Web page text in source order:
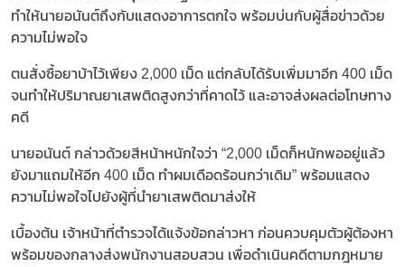
ทำให้นายอนันต์ถึงกับแสดงอาการตกใจ พร้อมบ่นกับผู้สื่อข่าวด้วย
ความไม่พอใจ
ตนสั่งซื้อยาบ้าไว้เพียง 2,000 เม็ด แต่กลับได้รับเพิ่มมาอีก 400 เม็ด
จนทำให้ปริมาณยาเสพติดสูงกว่าที่คาดไว้ และอาจส่งผลต่อโทษทาง
คดี
นายอนันต์ กล่าวด้วยสีหน้าหนักใจว่า “2,000 เม็ดก็หนักพออยู่แล้ว
ยังมาแถมให้อีก 400 เม็ด ทำผมเดือดร้อนกว่าเดิม” พร้อมแสดง
ความไม่พอใจไปยังผู้ที่นำยาเสพติดมาส่งให้
เบื้องต้น เจ้าหน้าที่ตำรวจได้แจ้งข้อกล่าวหา ก่อนควบคุมตัวผู้ต้องหา
พร้อมของกลางส่งพนักงานสอบสวน เพื่อดำเนินคดีตามกฎหมาย